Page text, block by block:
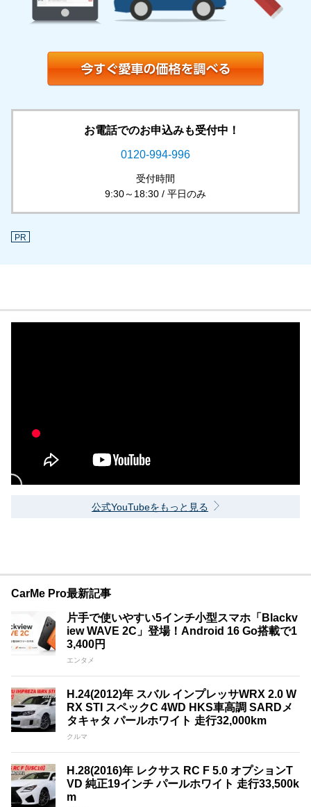
お電話でのお申込みも受付中！
0120-994-996
受付時間
9:30～18:30 / 平日のみ
PR
公式YouTubeをもっと見る
CarMe Pro最新記事
片手で使いやすい5インチ小型スマホ「Blackv
iew WAVE 2C」登場！Android 16 Go搭載で1
3,400円
エンタメ
H.24(2012)年 スバル インプレッサWRX 2.0 W
RX STI スペックC 4WD HKS車高調 SARDメ
タキャタ パールホワイト 走行32,000km
クルマ
H.28(2016)年 レクサス RC F 5.0 オプションT
VD 純正19インチ パールホワイト 走行33,500k
m